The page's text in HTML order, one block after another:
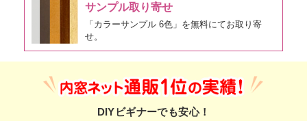
サンプル取り寄せ
「カラーサンプル 6色」を無料にてお取り寄
せ。
DIYビギナーでも安心！